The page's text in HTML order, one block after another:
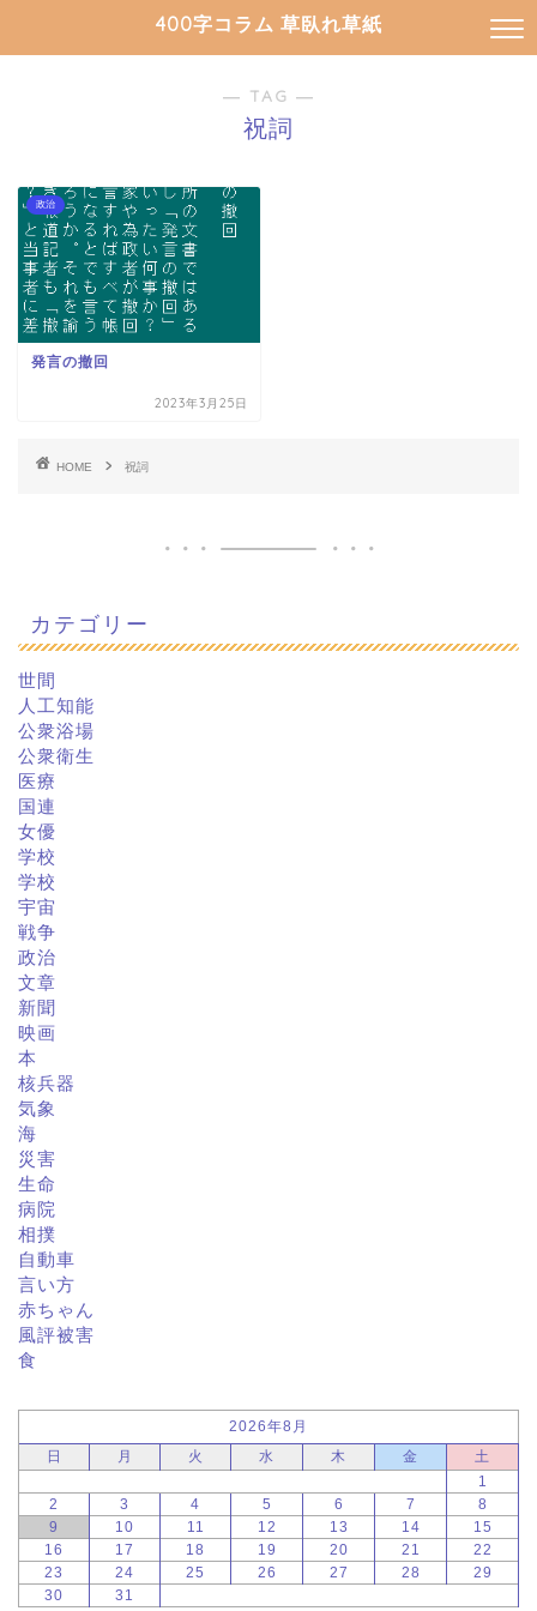
400字コラム 草臥れ草紙
― TAG ―
祝詞
政治
発言の撤回
2023年3月25日
HOME 祝詞
カテゴリー
世間
人工知能
公衆浴場
公衆衛生
医療
国連
女優
学校
学校
宇宙
戦争
政治
文章
新聞
映画
本
核兵器
気象
海
災害
生命
病院
相撲
自動車
言い方
赤ちゃん
風評被害
食
2026年8月
日
月 火 水 木 金
土
1
2
3 4 5 6 7
8
9
10 11 12 13 14
15
16
17 18 19 20 21
22
23
24 25 26 27 28
29
30
31